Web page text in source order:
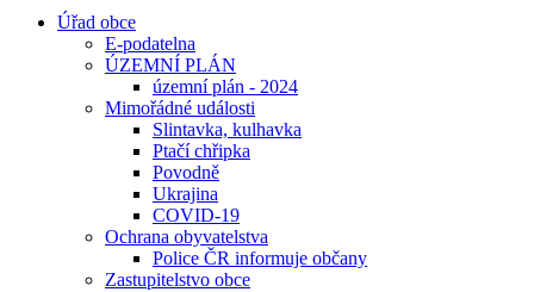
Úřad obce
E-podatelna
ÚZEMNÍ PLÁN
územní plán - 2024
Mimořádné události
Slintavka, kulhavka
Ptačí chřipka
Povodně
Ukrajina
COVID-19
Ochrana obyvatelstva
Police ČR informuje občany
Zastupitelstvo obce